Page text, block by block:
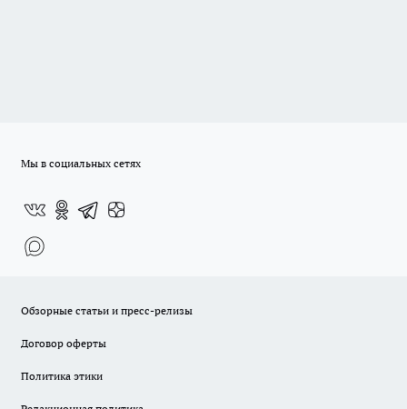
Мы в социальных сетях
Обзорные статьи и пресс-релизы
Договор оферты
Политика этики